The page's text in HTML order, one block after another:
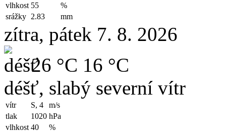
vlhkost 55
%
srážky 2.83 mm
zítra, pátek 7. 8. 2026
26 °C 16 °C
déšť, slabý severní vítr
vítr S, 4
m/s
tlak
1020 hPa
vlhkost 40
%